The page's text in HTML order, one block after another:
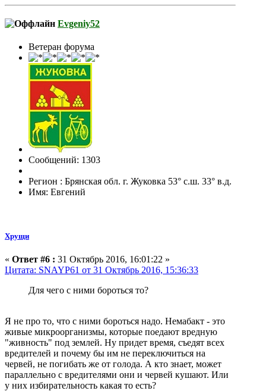
Evgeniy52
Ветеран форума
Сообщений: 1303
Регион : Брянская обл. г. Жуковка 53° с.ш. 33° в.д.
Имя: Евгений
Хрущи
« Ответ #6 : 31 Октябрь 2016, 16:01:22 »
Цитата: SNAYP61 от 31 Октябрь 2016, 15:36:33
Для чего с ними бороться то?
Я не про то, что с ними бороться надо. Немабакт - это
живые микроорганизмы, которые поедают вредную
"живность" под землей. Ну придет время, съедят всех
вредителей и почему бы им не переключиться на
червей, не погибать же от голода. А кто знает, может
параллельно с вредителями они и червей кушают. Или
у них избирательность какая то есть?